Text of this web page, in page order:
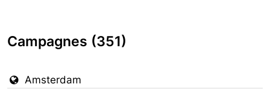
Campagnes (351)
Amsterdam